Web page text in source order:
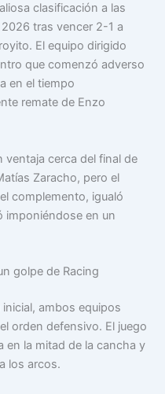
clasificación a las
tras vencer 2-1 a
El equipo dirigido
que comenzó adverso
en el tiempo
remate de Enzo
ventaja cerca del final de
Zaracho, pero el
complemento, igualó
imponiéndose en un
golpe de Racing
ambos equipos
orden defensivo. El juego
en la mitad de la cancha y
los arcos.